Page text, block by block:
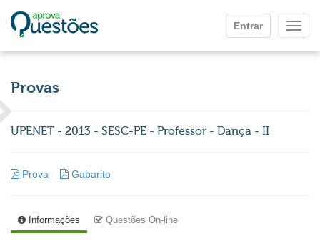
Entrar
Provas
UPENET - 2013 - SESC-PE - Professor - Dança - II
Prova Gabarito
Informações Questões On-line